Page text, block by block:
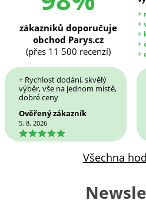
+
+
+
+
+
zákazníků doporučuje
obchod Parys.cz
(přes 11 500 recenzí)
+ Rychlost dodání, skvělý
výběr, vše na jednom místě,
dobré ceny
Ověřený zákazník
5. 8. 2026
5
Všechna